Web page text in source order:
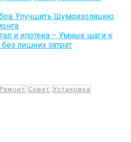
Улучшить Шумоизоляцию
и ипотека – Умные шаги к
лишних затрат
Ремонт Совет Установка